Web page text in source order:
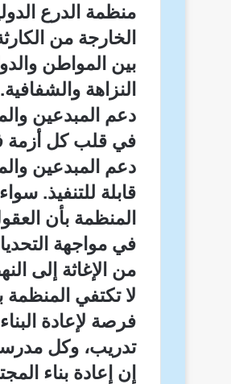
منظمة الدرع
الخارجة من
بين المواطن
النزاهة والشفافية.
دعم المبدعين
في قلب كل أزمة
دعم المبدعين
قابلة للتنفيذ.
المنظمة بأن
في مواجهة
من الإغاثة إلى
لا تكتفي
فرصة لإعادة
تدريب، وكل
إن إعادة بناء